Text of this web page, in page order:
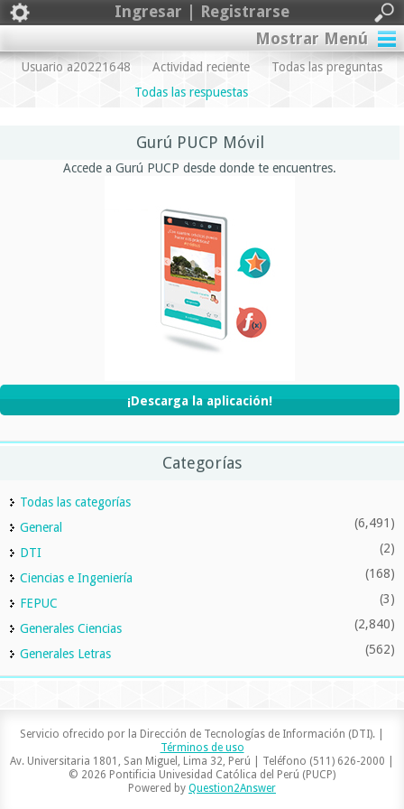
Ingresar | Registrarse
Mostrar Menú
Usuario a20221648 Actividad reciente
Todas las preguntas
Todas las respuestas
Gurú PUCP Móvil
Accede a Gurú PUCP desde donde te encuentres.
¡Descarga la aplicación!
Categorías
Todas las categorías
General
(6,491)
DTI (2)
Ciencias e Ingeniería (168)
FEPUC (3)
Generales Ciencias (2,840)
Generales Letras (562)
Servicio ofrecido por la Dirección de Tecnologías de Información (DTI). |
Términos de uso
Av. Universitaria 1801, San Miguel, Lima 32, Perú | Teléfono (511) 626-2000 |
© 2026 Pontificia Univesidad Católica del Perú (PUCP)
Powered by Question2Answer